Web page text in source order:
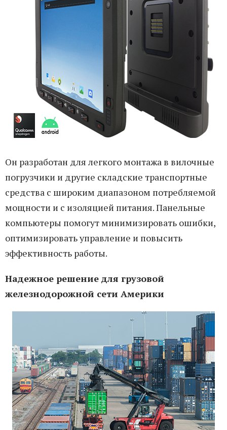
Он разработан для легкого монтажа в вилочные
погрузчики и другие складские транспортные
средства с широким диапазоном потребляемой
мощности и с изоляцией питания. Панельные
компьютеры помогут минимизировать ошибки,
оптимизировать управление и повысить
эффективность работы.
Надежное решение для грузовой
железнодорожной сети Америки